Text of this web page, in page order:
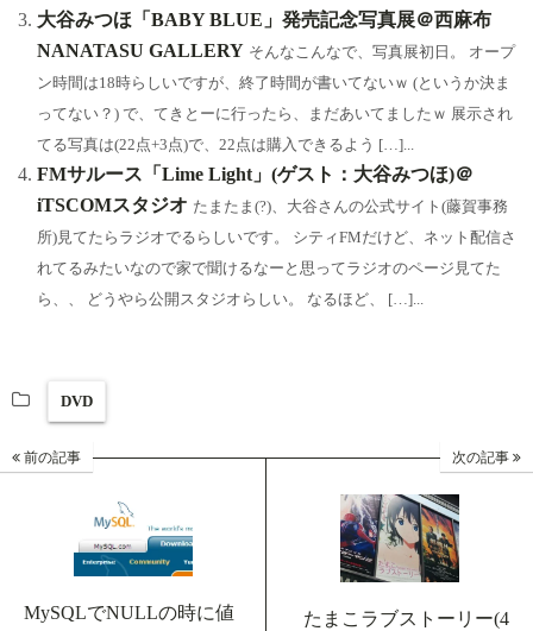
大谷みつほ「BABY BLUE」発売記念写真展＠西麻布
NANATASU GALLERY そんなこんなで、写真展初日。 オープ
ン時間は18時らしいですが、終了時間が書いてないｗ (というか決ま
ってない？) で、てきとーに行ったら、まだあいてましたｗ 展示され
てる写真は(22点+3点)で、22点は購入できるよう […]...
FMサルース「Lime Light」(ゲスト：大谷みつほ)＠
iTSCOMスタジオ たまたま(?)、大谷さんの公式サイト(藤賀事務
所)見てたらラジオでるらしいです。 シティFMだけど、ネット配信さ
れてるみたいなので家で聞けるなーと思ってラジオのページ見てた
ら、、 どうやら公開スタジオらしい。 なるほど、 […]...
DVD
前の記事
MySQLでNULLの時に値
次の記事
たまこラブストーリー(4